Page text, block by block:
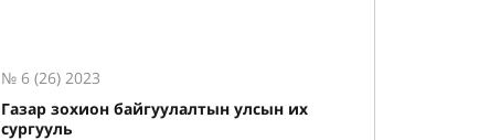
№ 6 (26) 2023
Газар зохион байгуулалтын улсын их
сургууль